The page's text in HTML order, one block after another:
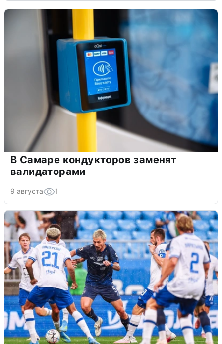
В Самаре кондукторов заменят
валидаторами
9 августа 1